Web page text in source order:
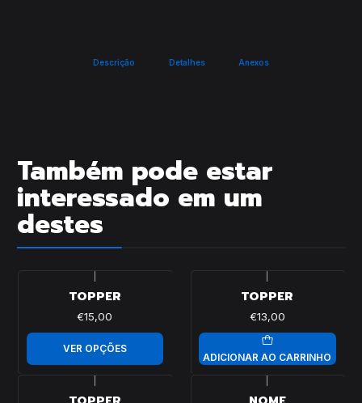
Descrição Detalhes Anexos
Também pode estar
interessado em um
destes
TOPPER
€15,00
VER OPÇÕES
TOPPER
€13,00
ADICIONAR AO CARRINHO